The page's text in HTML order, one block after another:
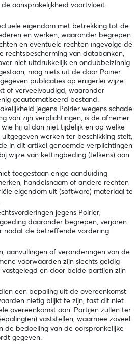
aansprakelijkheid voortvloeit.
eigendom met betrekking tot de
en werken, waaronder begrepen
en eventuele rechten ingevolge de
rechtsbescherming van databanken,
niet uitdrukkelijk en ondubbelzinnig
mag niets uit de door Poirier
publicaties op enigerlei wijze
of verveelvoudigd, waaronder
geautomatiseerd bestand.
jegens Poirier wegens schade
van zijn verplichtingen, is de afnemer
hij al dan niet tijdelijk en op welke
werken ter beschikking stelt,
in dit artikel genoemde verplichtingen
wijze van kettingbeding (telkens) aan
toegestaan enige aanduiding
handelsnaam of andere rechten
eigendom uit (software) materiaal te
jegens Poirier,
daaronder begrepen, verjaren
nadat de betreffende vordering
aanvullingen of veranderingen van de
voorwaarden zijn slechts geldig
en door beide partijen zijn
een bepaling uit de overeenkomst
nietig blijkt te zijn, tast dit niet
overeenkomst aan. Partijen zullen ter
vaststellen, waarmee zoveel
de bedoeling van de oorspronkelijke
gegeven.